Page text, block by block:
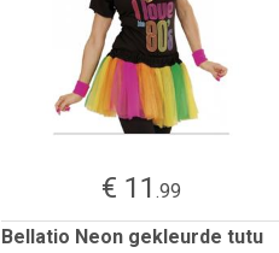
€ 11 .99
Bellatio Neon gekleurde tutu